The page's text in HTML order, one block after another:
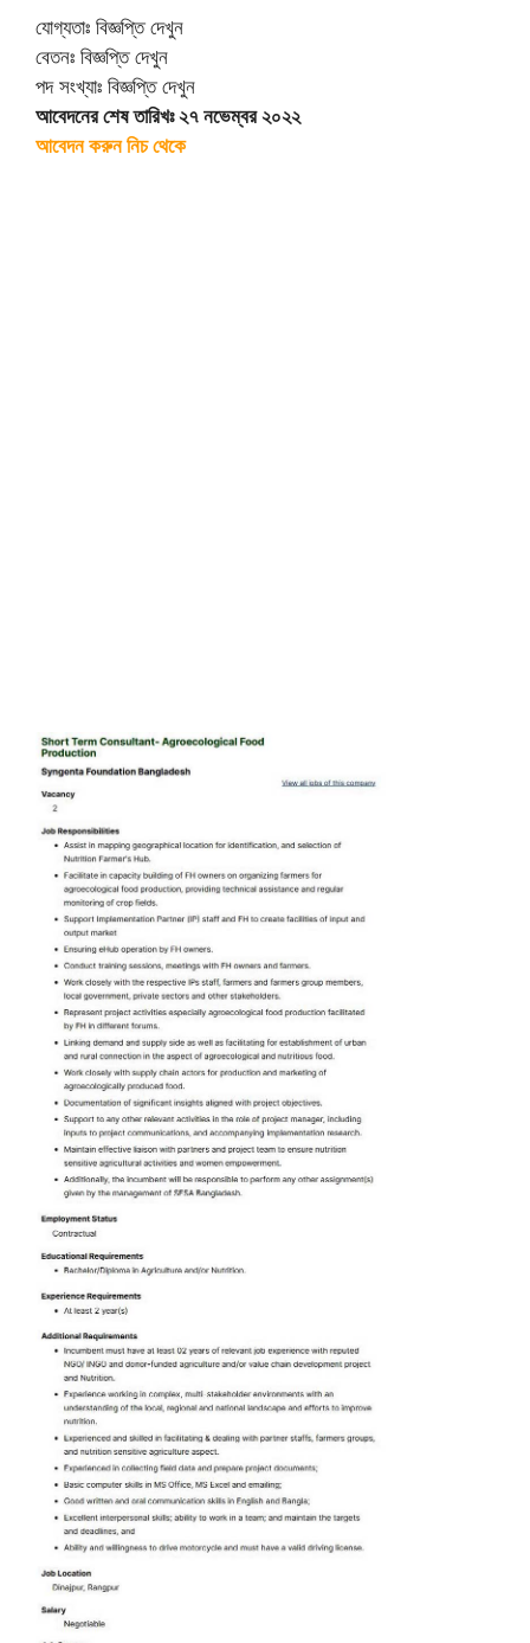
যোগ্যতাঃ বিজ্ঞপ্তি দেখুন
বেতনঃ বিজ্ঞপ্তি দেখুন
পদ সংখ্যাঃ বিজ্ঞপ্তি দেখুন
আবেদনের শেষ তারিখঃ ২৭ নভেম্বর ২০২২
আবেদন করুন নিচ থেকে